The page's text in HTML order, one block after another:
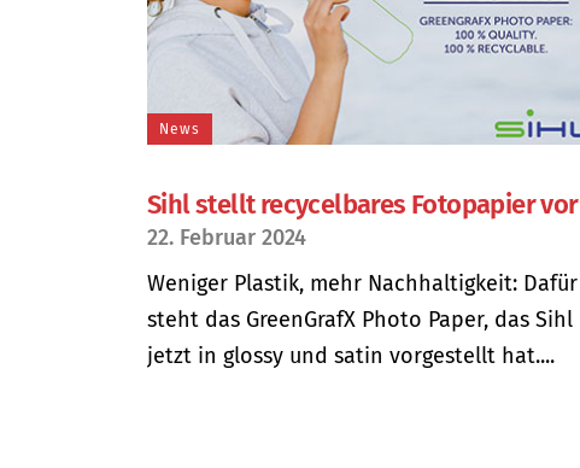
News
Sihl stellt recycelbares Fotopapier vor
22. Februar 2024
Weniger Plastik, mehr Nachhaltigkeit: Dafür
steht das GreenGrafX Photo Paper, das Sihl
jetzt in glossy und satin vorgestellt hat....